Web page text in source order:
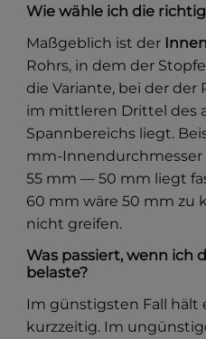
Wie wähle ich die
Maßgeblich ist der
Rohrs, in dem der
die Variante, bei der
im mittleren Drittel des
Spannbereichs liegt.
mm-Innendurchmesser
55 mm — 50 mm liegt
60 mm wäre 50 mm zu
nicht greifen.
Was passiert, wenn ich
belaste?
Im günstigsten Fall
kurzzeitig. Im